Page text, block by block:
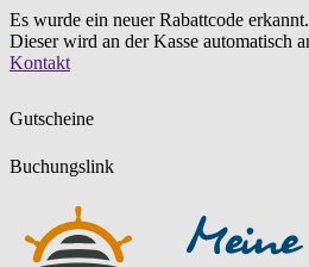
Es wurde ein neuer Rabattcode erkannt.
Dieser wird an der Kasse automatisch
Zum
Kontakt
Gutscheine
Buchungslink